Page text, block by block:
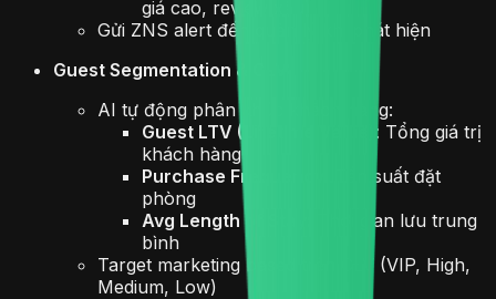
giá cao, review xấu)
Gửi ZNS alert đến quản lý khi phát hiện
Guest Segmentation & CLV:
AI tự động phân khúc khách hàng:
Guest LTV (Lifetime Value) : Tổng giá trị
khách hàng
Purchase Frequency:
Tần suất đặt
phòng
Avg Length of Stay:
Thời gian lưu trung
bình
Target marketing based trên CLV (VIP, High,
Medium, Low)